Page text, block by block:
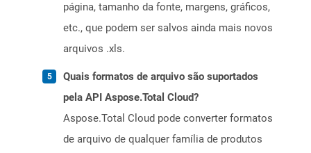
página, tamanho da fonte, margens, gráficos,
etc., que podem ser salvos ainda mais novos
arquivos .xls.
Quais formatos de arquivo são suportados
pela API Aspose.Total Cloud?
Aspose.Total Cloud pode converter formatos
de arquivo de qualquer família de produtos